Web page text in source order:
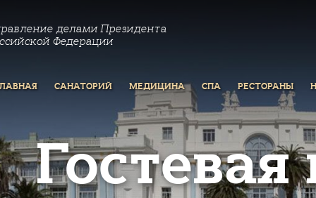
делами Президента
Федерации
САНАТОРИЙ МЕДИЦИНА СПА РЕСТОРАНЫ
Гостевая